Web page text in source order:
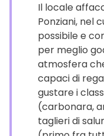
Il locale
Ponziani, nel
possibile e
per meglio
atmosfera
capaci di
gustare i
(carbonara,
taglieri di